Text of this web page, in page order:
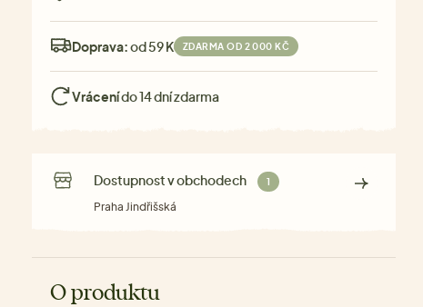
Doprava:od 59 Kč ZDARMA OD 2 000 KČ
Vrácenído 14 dní zdarma
Dostupnost v obchodech 1
Praha Jindřišská
O produktu